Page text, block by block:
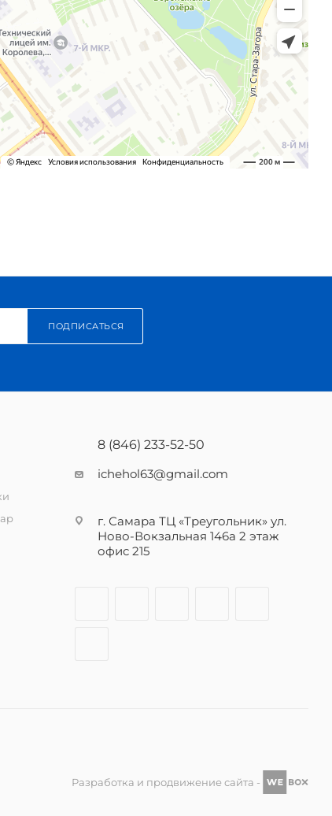
ПОДПИСАТЬСЯ
8 (846) 233-52-50
ichehol63@gmail.com
г. Самара ТЦ «Треугольник» ул.
Ново-Вокзальная 146а 2 этаж
офис 215
Разработка и продвижение сайта -